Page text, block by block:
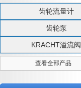
齿轮流量计
齿轮泵
KRACHT溢流阀
查看全部产品